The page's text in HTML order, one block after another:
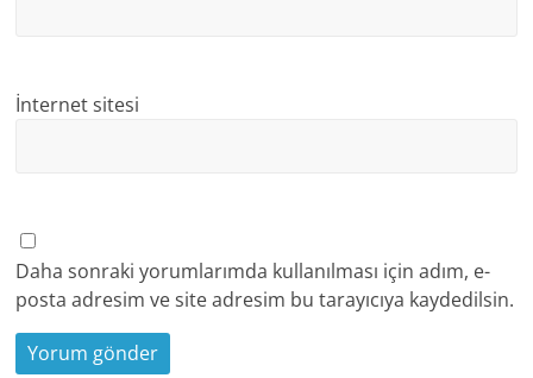
İnternet sitesi
Daha sonraki yorumlarımda kullanılması için adım, e-
posta adresim ve site adresim bu tarayıcıya kaydedilsin.